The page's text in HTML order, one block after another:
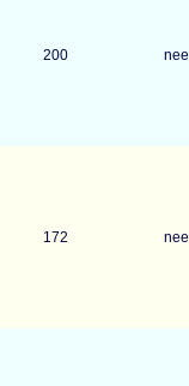
200 nee
172 nee